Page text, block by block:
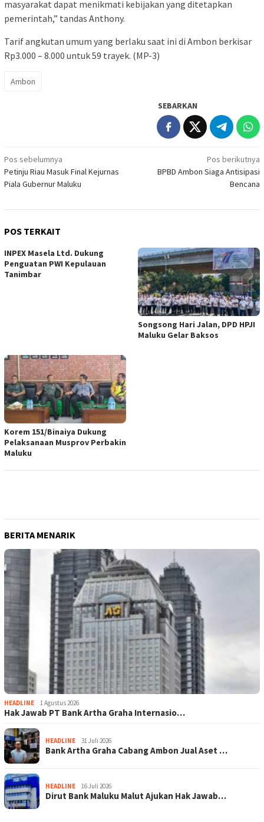
masyarakat dapat menikmati kebijakan yang ditetapkan
pemerintah,” tandas Anthony.
Tarif angkutan umum yang berlaku saat ini di Ambon berkisar
Rp3.000 – 8.000 untuk 59 trayek. (MP-3)
Ambon
SEBARKAN
Navigasi
pos
Pos sebelumnya
Petinju Riau Masuk Final Kejurnas
Piala Gubernur Maluku
Pos berikutnya
BPBD Ambon Siaga Antisipasi
Bencana
POS TERKAIT
INPEX Masela Ltd. Dukung
Penguatan PWI Kepulauan
Tanimbar
Songsong Hari Jalan, DPD HPJI
Maluku Gelar Baksos
Korem 151/Binaiya Dukung
Pelaksanaan Musprov Perbakin
Maluku
BERITA MENARIK
HEADLINE 1 Agustus 2026
Hak Jawab PT Bank Artha Graha Internasio…
HEADLINE 31 Juli 2026
Bank Artha Graha Cabang Ambon Jual Aset …
HEADLINE 16 Juli 2026
Dirut Bank Maluku Malut Ajukan Hak Jawab…